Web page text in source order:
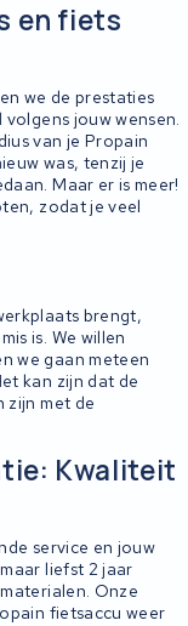
en fiets
we de prestaties
jouw wensen.
van je Propain
was, tenzij je
Maar er is meer!
zodat je veel
brengt,
is. We willen
we gaan meteen
kan zijn dat de
zijn met de
Kwaliteit
service en jouw
liefst 2 jaar
Onze
fietsaccu weer